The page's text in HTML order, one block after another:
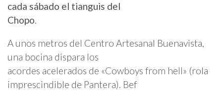
cada sábado el tianguis del
Chopo.
A unos metros del Centro Artesanal Buenavista,
una bocina dispara los
acordes acelerados de «Cowboys from hell» (rola
imprescindible de Pantera). Bef